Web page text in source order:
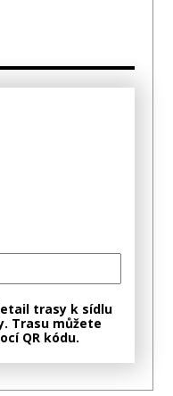
trasy k sídlu
Trasu můžete
QR kódu.